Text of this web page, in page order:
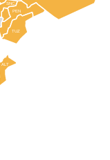
PEN
TUZ
SNC
ALT